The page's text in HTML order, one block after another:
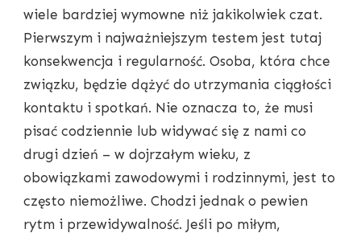
wiele bardziej wymowne niż jakikolwiek czat.
Pierwszym i najważniejszym testem jest tutaj
konsekwencja i regularność. Osoba, która chce
związku, będzie dążyć do utrzymania ciągłości
kontaktu i spotkań. Nie oznacza to, że musi
pisać codziennie lub widywać się z nami co
drugi dzień – w dojrzałym wieku, z
obowiązkami zawodowymi i rodzinnymi, jest to
często niemożliwe. Chodzi jednak o pewien
rytm i przewidywalność. Jeśli po miłym,